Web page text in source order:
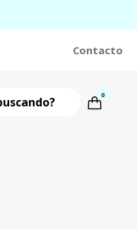
Contacto
0